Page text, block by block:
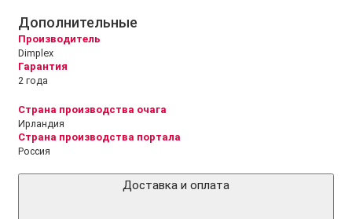
Дополнительные
Производитель
Dimplex
Гарантия
2 года
Страна производства очага
Ирландия
Страна производства портала
Россия
Доставка и оплата